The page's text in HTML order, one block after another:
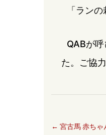
「ラン
QABが
た。ご協
← 宮古馬 赤ちゃ